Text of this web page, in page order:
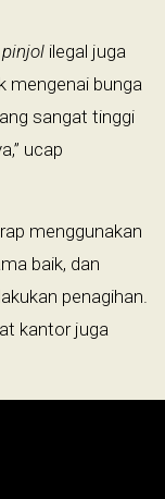
pinjol ilegal juga
mengenai bunga
sangat tinggi
ucap
menggunakan
baik, dan
penagihan.
kantor juga